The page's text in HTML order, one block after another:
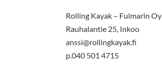
Rolling Kayak – Fulmarin Oy
Rauhalantie 25, Inkoo
anssi@rollingkayak.fi
p.040 501 4715